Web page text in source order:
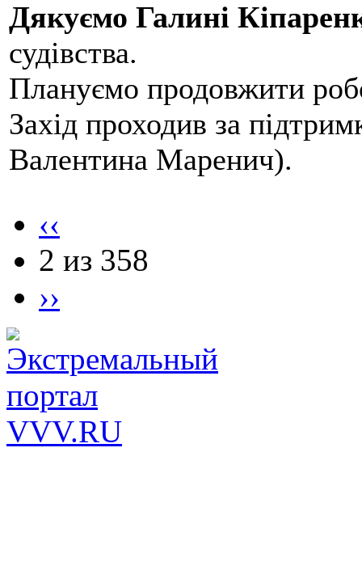
Дякуємо Галині
судівства.
Плануємо продовжити
Захід проходив за
Валентина Маренич).
‹‹
2 из 358
››